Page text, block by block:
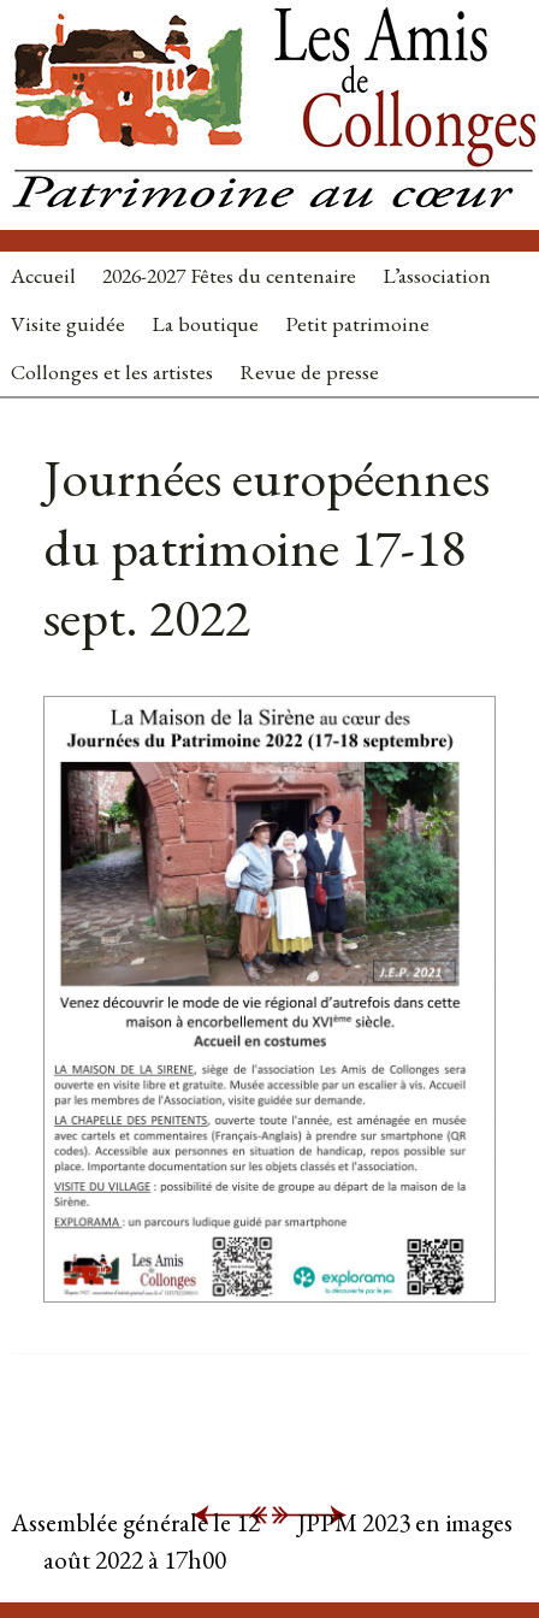
Accueil 2026-2027 Fêtes du centenaire
L’association
Visite guidée
La boutique
Petit patrimoine
Collonges et les artistes
Revue de presse
Journées européennes
du patrimoine 17-18
sept. 2022
nouvelles
Assemblée générale le 12
août 2022 à 17h00
JPPM 2023 en images